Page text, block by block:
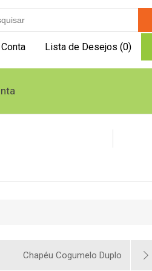
Lista de Desejos (0)
Chapéu Cogumelo Duplo